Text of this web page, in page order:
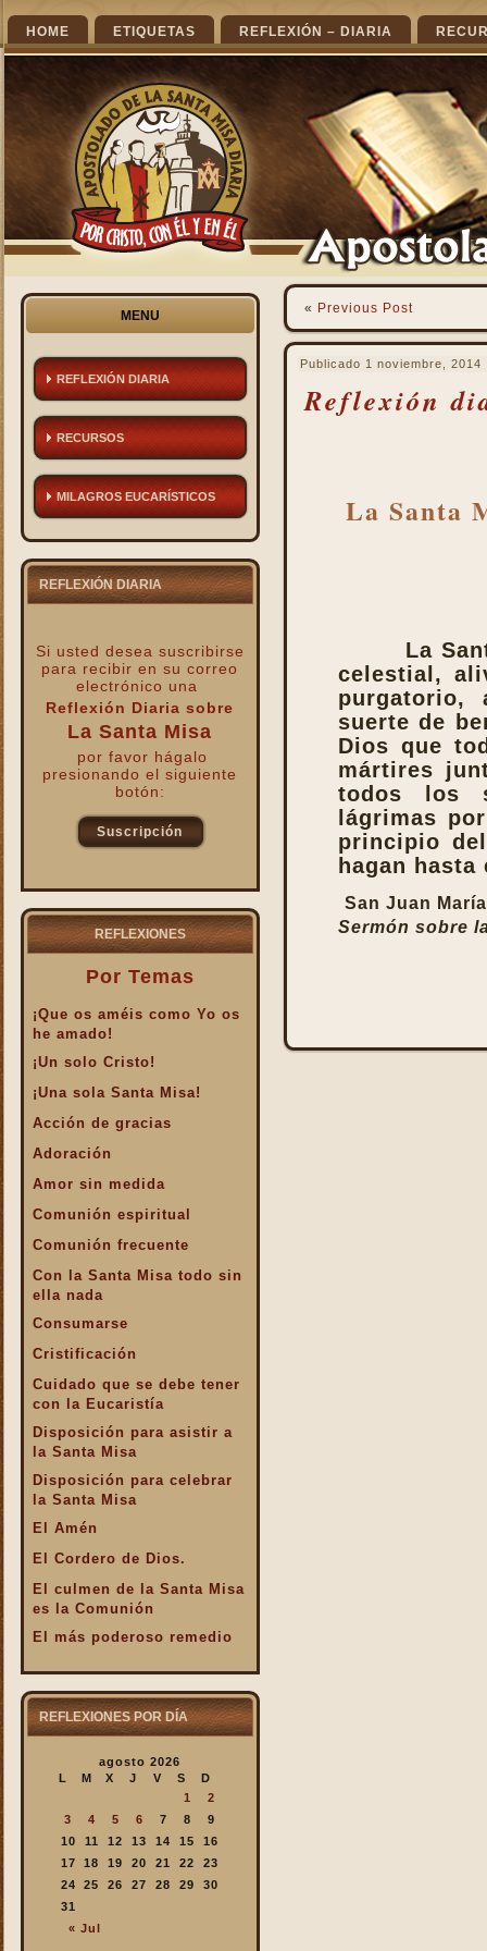
HOME ETIQUETAS REFLEXIÓN – DIARIA
MENU
REFLEXIÓN DIARIA
RECURSOS
MILAGROS EUCARÍSTICOS
REFLEXIÓN DIARIA
Si usted desea suscribirse
para recibiren su correo
electrónico una
Reflexión Diaria sobre
La Santa Misa
por favor hágalo
presionando el siguiente
botón:
Suscripción
REFLEXIONES
Por Temas
¡Que os améis como Yo os
he amado!
¡Un solo Cristo!
¡Una sola Santa Misa!
Acción de gracias
Adoración
Amor sin medida
Comunión espiritual
Comunión frecuente
Con la Santa Misa todo sin
ella nada
Consumarse
Cristificación
Cuidado que se debe tener
con la Eucaristía
Disposición para asistir a
la Santa Misa
Disposición para celebrar
la Santa Misa
El Amén
El Cordero de Dios.
El culmen de la Santa Misa
es la Comunión
El más poderoso remedio
El Pan de la Palabra y el
El Pan nuestro de cada día.
El valor infinto de la Santa
En la Santa Misa Dios nos
da todo
En la Santa Misa la Iglesia
se ofrece a sí misma
En la Santa Misa recibimos
REFLEXIONES POR DÍA
agosto 2026
L
M X J V S D
« Jul
1
2
3
4 5 6 7 8
9
10
11 12 13 14 15
16
17
18 19 20 21 22
23
24
25 26 27 28 29
30
31
« Previous Post
Publicado 1 noviembre, 2014
Reflexión
La Santa
La
celestial,
purgatorio,
suerte de
Dios que
mártires
todos los
lágrimas
principio
hagan
San Juan
Sermón sobre